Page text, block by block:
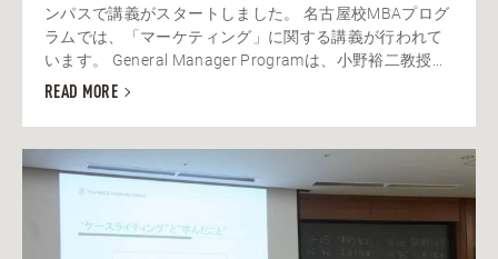
ンパスで講義がスタートしました。 名古屋校MBAプログ
ラムでは、「マーケティング」に関する講義が行われて
います。 General Manager Programは、小野裕二教授...
READ MORE